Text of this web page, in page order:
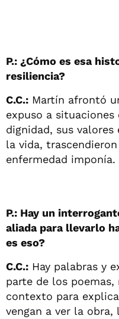
P.: ¿Cómo es esa
resiliencia?
C.C.: Martín afrontó
expuso a situaciones
dignidad, sus
la vida,
enfermedad
P.: Hay un
aliada para llevarlo
es eso?
C.C.: Hay palabras y
parte de los poemas,
contexto para
vengan a ver la